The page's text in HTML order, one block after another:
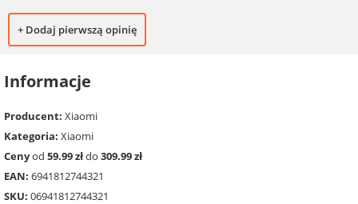
+ Dodaj pierwszą opinię
Informacje
Producent: Xiaomi
Kategoria: Xiaomi
Cenyod 59.99 złdo 309.99 zł
EAN: 6941812744321
SKU: 06941812744321